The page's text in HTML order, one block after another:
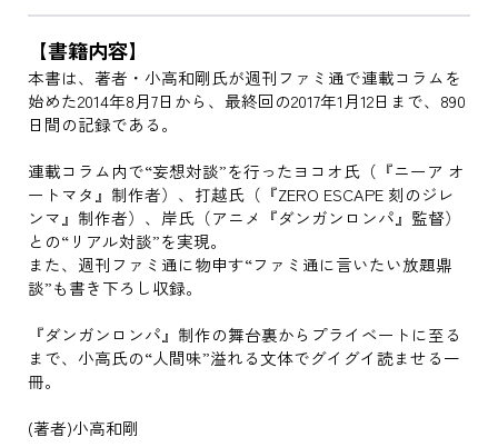
【書籍内容】
本書は、著者・小高和剛氏が週刊ファミ通で連載コラムを
始めた2014年8月7日から、最終回の2017年1月12日まで、890
日間の記録である。
連載コラム内で“妄想対談”を行ったヨコオ氏（『ニーア オ
ートマタ』制作者）、打越氏（『ZERO ESCAPE 刻のジレ
ンマ』制作者）、岸氏（アニメ『ダンガンロンパ』監督）
との“リアル対談”を実現。
また、週刊ファミ通に物申す“ファミ通に言いたい放題鼎
談”も書き下ろし収録。
『ダンガンロンパ』制作の舞台裏からプライベートに至る
まで、小高氏の“人間味”溢れる文体でグイグイ読ませる一
冊。
(著者)小高和剛